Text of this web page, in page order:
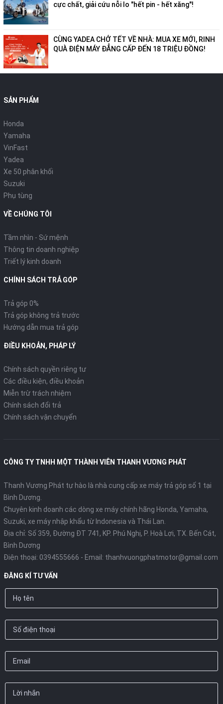
cực chất, giải cứu nỗi lo "hết pin - hết xăng"!
CÙNG YADEA CHỞ TẾT VỀ NHÀ: MUA XE MỚI, RINH
QUÀ ĐIỆN MÁY ĐẲNG CẤP ĐẾN 18 TRIỆU ĐỒNG!
SẢN PHẨM
Honda
Yamaha
VinFast
Yadea
Xe 50 phân khối
Suzuki
Phụ tùng
VỀ CHÚNG TÔI
Tầm nhìn - Sứ mệnh
Thông tin doanh nghiệp
Triết lý kinh doanh
CHÍNH SÁCH TRẢ GÓP
Trả góp 0%
Trả góp không trả trước
Hướng dẫn mua trả góp
ĐIỀU KHOẢN, PHÁP LÝ
Chính sách quyền riêng tư
Các điều kiện, điều khoản
Miễn trừ trách nhiệm
Chính sách đổi trả
Chính sách vận chuyển
CÔNG TY TNHH MỘT THÀNH VIÊN THANH VƯƠNG PHÁT
Thanh Vương Phát tự hào là nhà cung cấp xe máy trả góp số 1 tại
Bình Dương.
Chuyên kinh doanh các dòng xe máy chính hãng Honda, Yamaha,
Suzuki, xe máy nhập khẩu từ Indonesia và Thái Lan.
Địa chỉ: Số 359, Đường ĐT 741, KP. Phú Nghị, P. Hoà Lợi, TX. Bến Cát,
Bình Dương
Điện thoại: 0394555666 - Email: thanhvuongphatmotor@gmail.com
ĐĂNG KÍ TƯ VẤN